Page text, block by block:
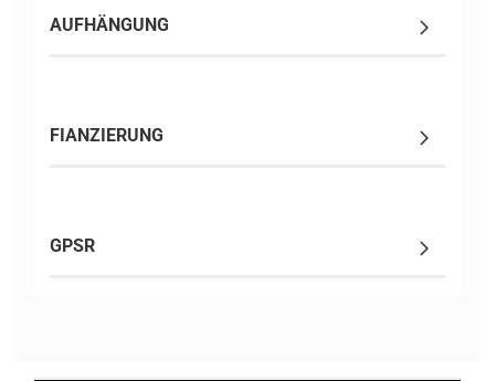
AUFHÄNGUNG
FIANZIERUNG
GPSR